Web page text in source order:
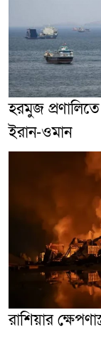
হরমুজ
ইরান-ওমান
রাশিয়ার